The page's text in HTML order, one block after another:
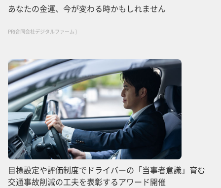
あなたの金運、今が変わる時かもしれません
PR(合同会社デジタルファーム )
目標設定や評価制度でドライバーの「当事者意識」育む
交通事故削減の工夫を表彰するアワード開催